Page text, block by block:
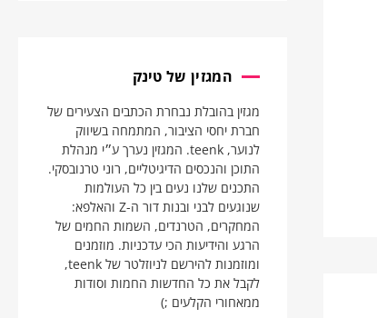
המגזין של טינק
מגזין בהובלת נבחרת הכתבים הצעירים של
חברת יחסי הציבור, המתמחה בשיווק
לנוער, teenk. המגזין נערך ע״י מנהלת
התוכן והנכסים הדיגיטליים, רוני טרנובסקי.
התכנים שלנו נעים בין כל העולמות
שנוגעים לבני ובנות דור ה-Z והאלפא:
המחקרים, הטרנדים, השמות החמים של
הרגע והידיעות הכי עדכניות. מוזמנים
ומוזמנות להירשם לניוזלטר של teenk,
לקבל את כל החדשות החמות וסודות
ממאחורי הקלעים ;)